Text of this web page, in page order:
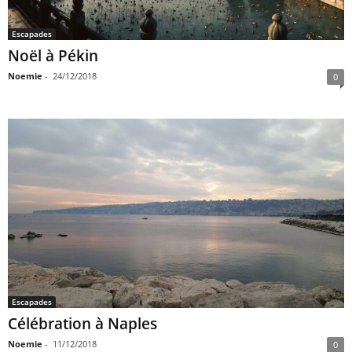
Escapades
Noël à Pékin
Noemie - 24/12/2018 0
Escapades
Célébration à Naples
Noemie - 11/12/2018 0